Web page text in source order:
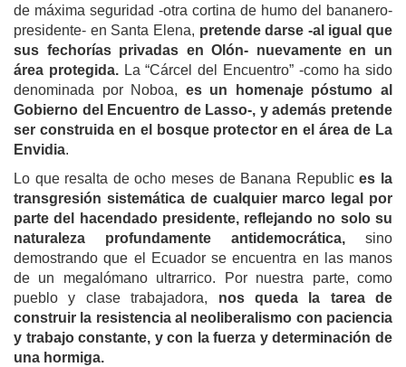
de máxima seguridad -otra cortina de humo del bananero-
presidente- en Santa Elena, pretende darse -al igual que
sus fechorías privadas en Olón- nuevamente en un
área protegida.La “Cárcel del Encuentro” -como ha sido
denominada por Noboa, es un homenaje póstumo al
Gobierno del Encuentro de Lasso-, y además pretende
ser construida en el bosque protector en el área de La
Envidia.
Lo que resalta de ocho meses de Banana Republices la
transgresión sistemática de cualquier marco legal por
parte del hacendado presidente, reflejando no solo su
naturaleza profundamente antidemocrática, sino
demostrando que el Ecuador se encuentra en las manos
de un megalómano ultrarrico. Por nuestra parte, como
pueblo y clase trabajadora, nos queda la tarea de
construir la resistencia al neoliberalismo con paciencia
y trabajo constante, y con la fuerza y determinación de
una hormiga.